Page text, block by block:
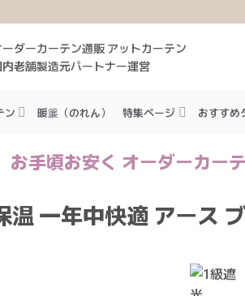
ダーカーテン通販 アットカーテン
老舗製造元パートナー運営
ン 暖簾（のれん） 特集ページ おすすめ
お手頃お安く オーダーカー
一年中快適 アース